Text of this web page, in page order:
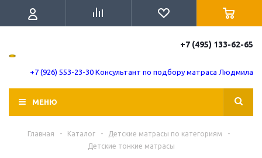
+7 (495) 133-62-65
+7 (926) 553-23-30 Консультант по подбору матраса Людмила
МЕНЮ
Главная - Каталог - Детские матрасы по категориям
-
Детские тонкие матрасы